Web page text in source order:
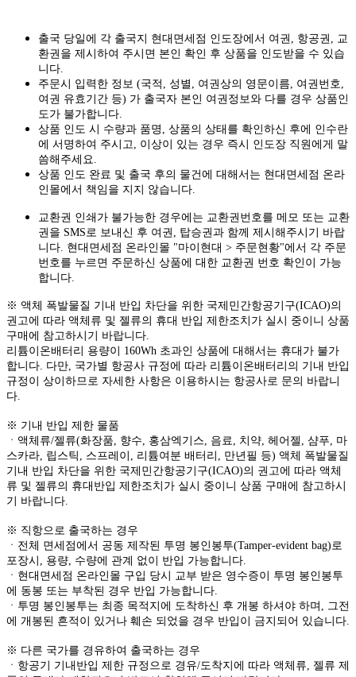
출국 당일에 각 출국지 현대면세점 인도장에서 여권, 항공권, 교
환권을 제시하여 주시면 본인 확인 후 상품을 인도받을 수 있습
니다.
주문시 입력한 정보 (국적, 성별, 여권상의 영문이름, 여권번호,
여권 유효기간 등) 가 출국자 본인 여권정보와 다를 경우 상품인
도가 불가합니다.
상품 인도 시 수량과 품명, 상품의 상태를 확인하신 후에 인수란
에 서명하여 주시고, 이상이 있는 경우 즉시 인도장 직원에게 말
씀해주세요.
상품 인도 완료 및 출국 후의 물건에 대해서는 현대면세점 온라
인몰에서 책임을 지지 않습니다.
교환권 인쇄가 불가능한 경우에는 교환권번호를 메모 또는 교환
권을 SMS로 보내신 후 여권, 탑승권과 함께 제시해주시기 바랍
니다. 현대면세점 온라인몰 "마이현대 > 주문현황"에서 각 주문
번호를 누르면 주문하신 상품에 대한 교환권 번호 확인이 가능
합니다.
※ 액체 폭발물질 기내 반입 차단을 위한 국제민간항공기구(ICAO)의
권고에 따라 액체류 및 젤류의 휴대 반입 제한조치가 실시 중이니 상품
구매에 참고하시기 바랍니다.
리튬이온배터리 용량이 160Wh 초과인 상품에 대해서는 휴대가 불가
합니다. 다만, 국가별 항공사 규정에 따라 리튬이온배터리의 기내 반입
규정이 상이하므로 자세한 사항은 이용하시는 항공사로 문의 바랍니
다.
※ 기내 반입 제한 물품
ㆍ액체류/젤류(화장품, 향수, 홍삼엑기스, 음료, 치약, 헤어젤, 샴푸, 마
스카라, 립스틱, 스프레이, 리튬여분 배터리, 만년필 등) 액체 폭발물질
기내 반입 차단을 위한 국제민간항공기구(ICAO)의 권고에 따라 액체
류 및 젤류의 휴대반입 제한조치가 실시 중이니 상품 구매에 참고하시
기 바랍니다.
※ 직항으로 출국하는 경우
ㆍ전체 면세점에서 공동 제작된 투명 봉인봉투(Tamper-evident bag)로
포장시, 용량, 수량에 관계 없이 반입 가능합니다.
ㆍ현대면세점 온라인몰 구입 당시 교부 받은 영수증이 투명 봉인봉투
에 동봉 또는 부착된 경우 반입 가능합니다.
ㆍ투명 봉인봉투는 최종 목적지에 도착하신 후 개봉 하셔야 하며, 그전
에 개봉된 흔적이 있거나 훼손 되었을 경우 반입이 금지되어 있습니다.
※ 다른 국가를 경유하여 출국하는 경우
ㆍ항공기 기내반입 제한 규정으로 경유/도착지에 따라 액체류, 젤류 제